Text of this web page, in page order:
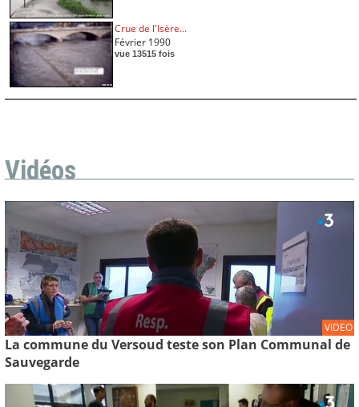
Crue de l'Isère...
Février 1990
vue 13515 fois
Vidéos
VIDEO
La commune du Versoud teste son Plan Communal de
Sauvegarde